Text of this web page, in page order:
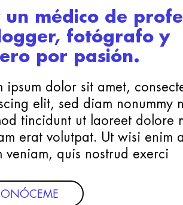
un médico de
fotógrafo y
por pasión.
ipsum dolor sit amet,
elit, sed diam nonummy
tincidunt ut laoreet dolore
erat volutpat. Ut wisi enim
veniam, quis nostrud exerci